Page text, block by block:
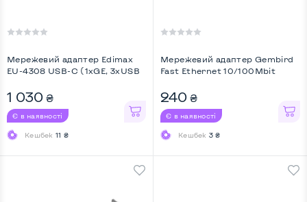
Мережевий адаптер Edimax
EU-4308 USB-C (1xGE, 3xUSB
1 030 ₴
Є в наявності
Кешбек 11 ₴
Мережевий адаптер Gembird
Fast Ethernet 10/100Mbit
240 ₴
Є в наявності
Кешбек 3 ₴